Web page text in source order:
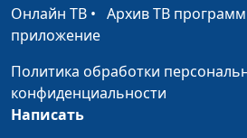
магистр
Покаяние и его
благотворные
результаты
Что есть истина?
Онлайн ТВ • Архив ТВ программ
приложение
Политика обработки
конфиденциальности
Написать